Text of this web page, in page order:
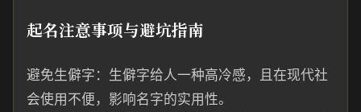
起名注意事项与避坑指南
避免生僻字：生僻字给人一种高冷感，且在现代社
会使用不便，影响名字的实用性。